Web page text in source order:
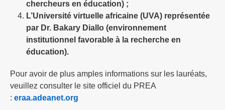
chercheurs en éducation) ;
L’Université virtuelle africaine (UVA) représentée
par Dr. Bakary Diallo (environnement
institutionnel favorable à la recherche en
éducation).
Pour avoir de plus amples informations sur les lauréats,
veuillez consulter le site officiel du PREA
: eraa.adeanet.org